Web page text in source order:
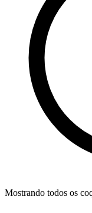
Mostrando todos os